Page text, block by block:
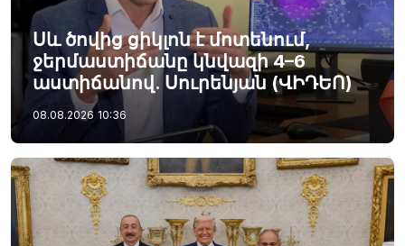
Սև ծովից ցիկլոն է մոտենում,
ջերմաստիճանը կնվազի 4–6
աստիճանով. Սուրենյան (ՎԻԴԵՈ)
08.08.2026 10:36